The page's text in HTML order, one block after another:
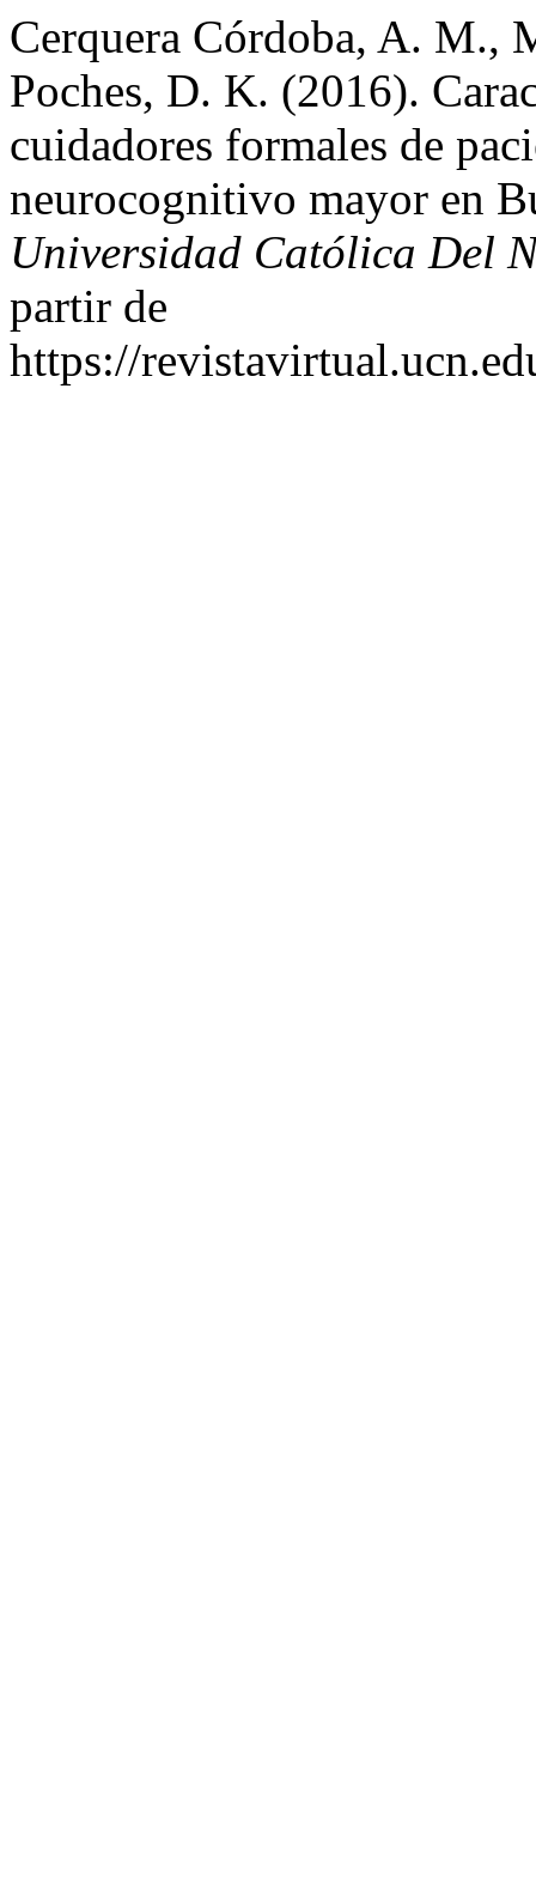
Cerquera Córdoba, A. M.,
Poches, D. K. (2016).
cuidadores formales de
neurocognitivo mayor en
Universidad Católica Del
partir de
https://